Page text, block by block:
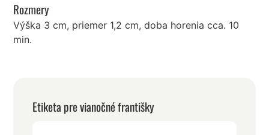
Rozmery
Výška 3 cm, priemer 1,2 cm, doba horenia cca. 10
min.
Etiketa pre vianočné františky